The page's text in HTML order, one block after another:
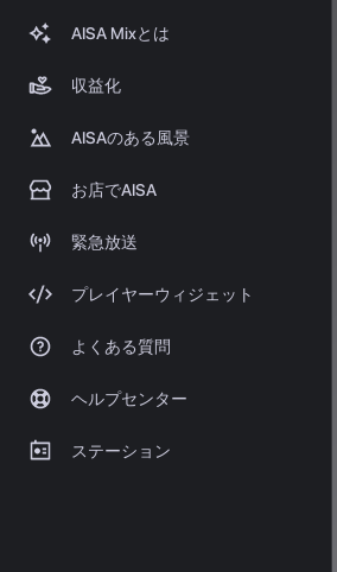
AISA Mixとは
収益化
AISAのある風景
お店でAISA
緊急放送
プレイヤーウィジェット
よくある質問
ヘルプセンター
ステーション